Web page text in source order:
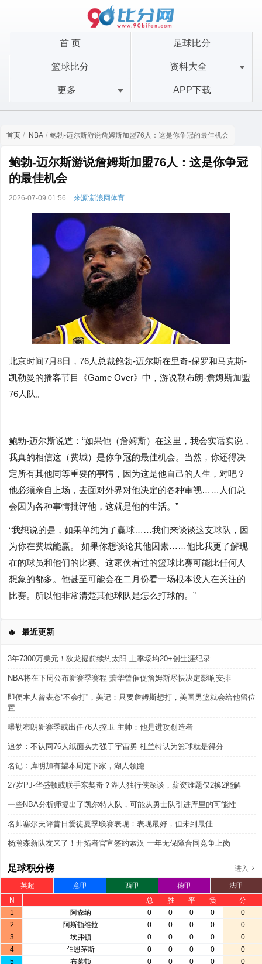
首 页 足球比分
篮球比分 资料大全
更多 APP下载
首页 NBA 鲍勃-迈尔斯游说詹姆斯加盟76人：这是你争冠的最佳机会
鲍勃-迈尔斯游说詹姆斯加盟76人：这是你争冠
的最佳机会
2026-07-09 01:56 来源:新浪网体育
北京时间7月8日，76人总裁鲍勃-迈尔斯在里奇-保罗和马克斯-
凯勒曼的播客节目《Game Over》中，游说勒布朗-詹姆斯加盟
76人队。
鲍勃-迈尔斯说道：“如果他（詹姆斯）在这里，我会实话实说，
我真的相信这（费城）是你争冠的最佳机会。当然，你还得决
定所有其他同等重要的事情，因为这是他自己的人生，对吧？
他必须亲自上场，去面对外界对他决定的各种审视……人们总
会因为各种事情批评他，这就是他的生活。”
“我想说的是，如果单纯为了赢球……我们来谈谈这支球队，因
为你在费城能赢。 如果你想谈论其他因素……他比我更了解现
在的球员和他们的比赛。这家伙看过的篮球比赛可能比任何人
想象的都多。他甚至可能会在二月份看一场根本没人在关注的
比赛。所以他非常清楚其他球队是怎么打球的。”
🔥 最近更新
3年7300万美元！狄龙提前续约太阳 上季场均20+创生涯纪录
NBA将在下周公布新赛季赛程 萧华曾催促詹姆斯尽快决定影响安排
即便本人曾表态“不会打”，美记：只要詹姆斯想打，美国男篮就会给他留位
置
曝勒布朗新赛季或出任76人控卫 主帅：他是进攻创造者
追梦：不认同76人纸面实力强于宇宙勇 杜兰特认为篮球就是得分
名记：库明加有望本周定下家，湖人领跑
27岁PJ-华盛顿或联手东契奇？湖人独行侠深谈，薪资难题仅2换2能解
一些NBA分析师提出了凯尔特人队，可能从勇士队引进库里的可能性
名帅塞尔夫评昔日爱徒夏季联赛表现：表现最好，但未到最佳
杨瀚森新队友来了！开拓者官宣签约索汉 一年无保障合同竞争上岗
进入
足球积分榜